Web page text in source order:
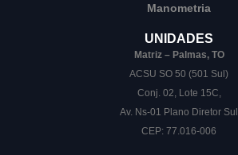
Manometria
UNIDADES
Matriz – Palmas, TO
ACSU SO 50 (501 Sul)
Conj. 02, Lote 15C,
Av. Ns-01 Plano Diretor Sul
CEP: 77.016-006